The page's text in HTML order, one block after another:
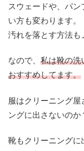
スウェードや、パ
い方も変わります。
汚れを落とす方法も
なので、 私は靴の洗
おすすめしてます。
服はクリーニング
ングに出さないのか
靴もクリーニングに